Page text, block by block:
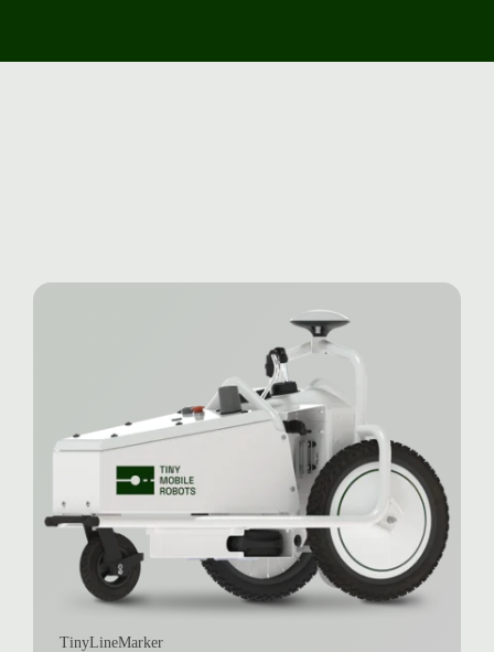
TinyLineMarker